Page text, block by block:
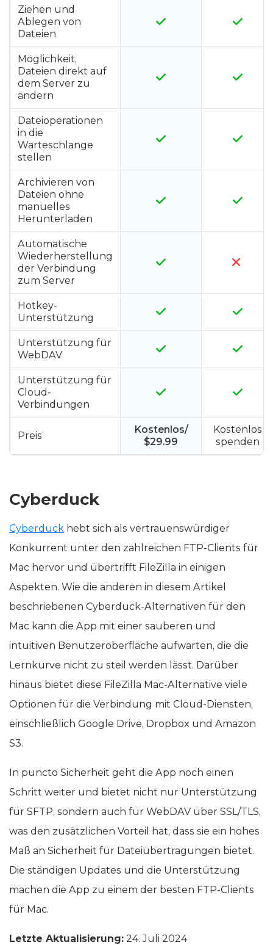
Ziehen und
Ablegen von
Dateien
Möglichkeit,
Dateien direkt auf
dem Server zu
ändern
Dateioperationen
in die
Warteschlange
stellen
Archivieren von
Dateien ohne
manuelles
Herunterladen
Automatische
Wiederherstellung
der Verbindung
zum Server
Hotkey-
Unterstützung
Unterstützung für
WebDAV
Unterstützung für
Cloud-
Verbindungen
Preis
Kostenlos/
$29.99
Kostenlos
spenden
Cyberduck
Cyberduck hebt sich als vertrauenswürdiger
Konkurrent unter den zahlreichen FTP-Clients für
Mac hervor und übertrifft FileZilla in einigen
Aspekten. Wie die anderen in diesem Artikel
beschriebenen Cyberduck-Alternativen für den
Mac kann die App mit einer sauberen und
intuitiven Benutzeroberfläche aufwarten, die die
Lernkurve nicht zu steil werden lässt. Darüber
hinaus bietet diese FileZilla Mac-Alternative viele
Optionen für die Verbindung mit Cloud-Diensten,
einschließlich Google Drive, Dropbox und Amazon
S3.
In puncto Sicherheit geht die App noch einen
Schritt weiter und bietet nicht nur Unterstützung
für SFTP, sondern auch für WebDAV über SSL/TLS,
was den zusätzlichen Vorteil hat, dass sie ein hohes
Maß an Sicherheit für Dateiübertragungen bietet.
Die ständigen Updates und die Unterstützung
machen die App zu einem der besten FTP-Clients
für Mac.
Letzte Aktualisierung: 24. Juli 2024